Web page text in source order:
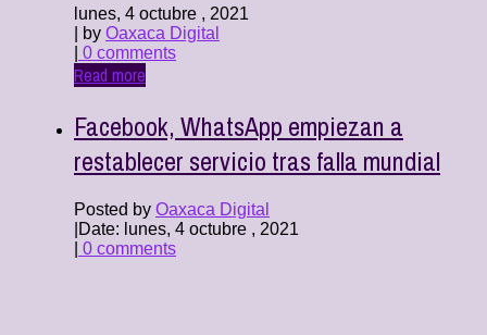
lunes, 4 octubre , 2021
| by Oaxaca Digital
0 comments
Read more
Facebook, WhatsApp empiezan a
restablecer servicio tras falla mundial
Posted by Oaxaca Digital
Date: lunes, 4 octubre , 2021
0 comments